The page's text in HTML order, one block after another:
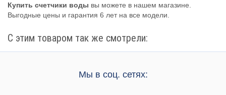
Купить счетчики воды вы можете в нашем магазине.
Выгодные цены и гарантия 6 лет на все модели.
С этим товаром так же смотрели:
Мы в соц. сетях: